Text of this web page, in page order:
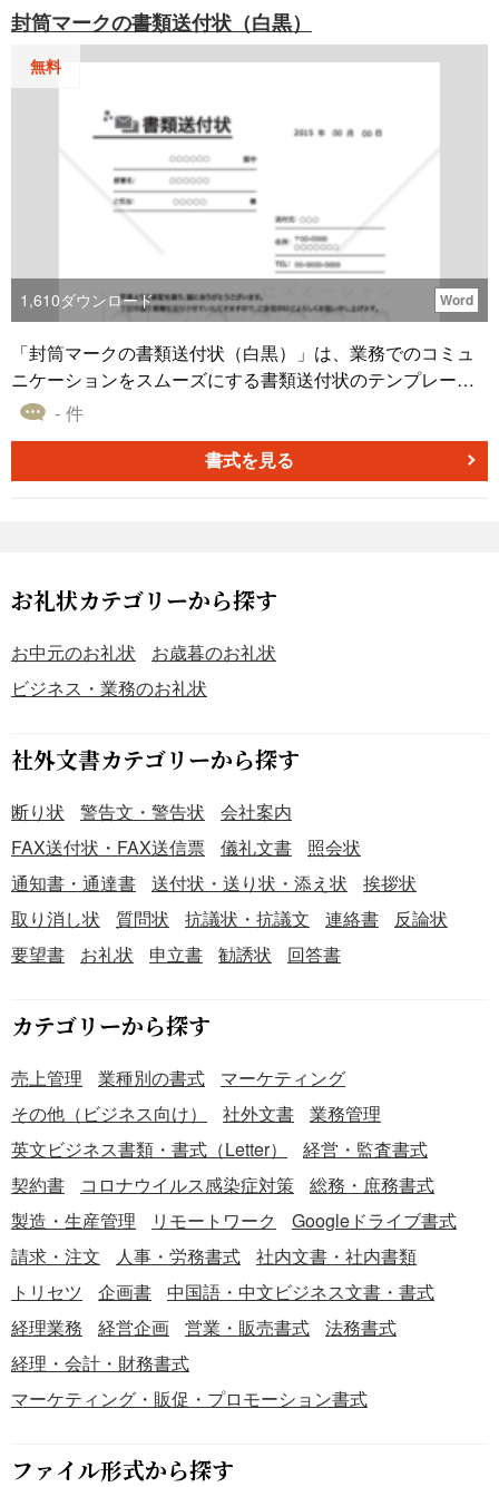
封筒マークの書類送付状（白黒）
無料
1,610ダウンロード Word
「封筒マークの書類送付状（白黒）」は、業務でのコミュ
ニケーションをスムーズにする書類送付状のテンプレート
です。封筒のシンプルなイラストと全体のモノトーンが特
約書や書類の転送、会社外の相手に情報を送る際など、多
くの場面で活用できます。またWord形式で作成されている
- 件
書式を見る
お礼状カテゴリーから探す
お中元のお礼状
お歳暮のお礼状
ビジネス・業務のお礼状
社外文書カテゴリーから探す
断り状 警告文・警告状
会社案内
FAX送付状・FAX送信票
儀礼文書
照会状
通知書・通達書
送付状・送り状・添え状
挨拶状
取り消し状
質問状 抗議状・抗議文 連絡書
反論状
要望書
お礼状 申立書 勧誘状 回答書
カテゴリーから探す
売上管理 業種別の書式
マーケティング
その他（ビジネス向け）
社外文書
業務管理
英文ビジネス書類・書式（Letter）
経営・監査書式
契約書
コロナウイルス感染症対策
総務・庶務書式
製造・生産管理
リモートワーク
Googleドライブ書式
請求・注文
人事・労務書式
社内文書・社内書類
トリセツ
企画書
中国語・中文ビジネス文書・書式
経理業務
経営企画 営業・販売書式
法務書式
経理・会計・財務書式
マーケティング・販促・プロモーション書式
ファイル形式から探す